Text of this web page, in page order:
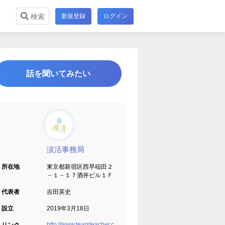
検索 新規登録 ログイン
話を聞いてみたい
涙活事務局
所在地
東京都新宿区西早稲田２
－１－１７酒井ビル１Ｆ
代表者 吉田英史
設立 2019年3月18日